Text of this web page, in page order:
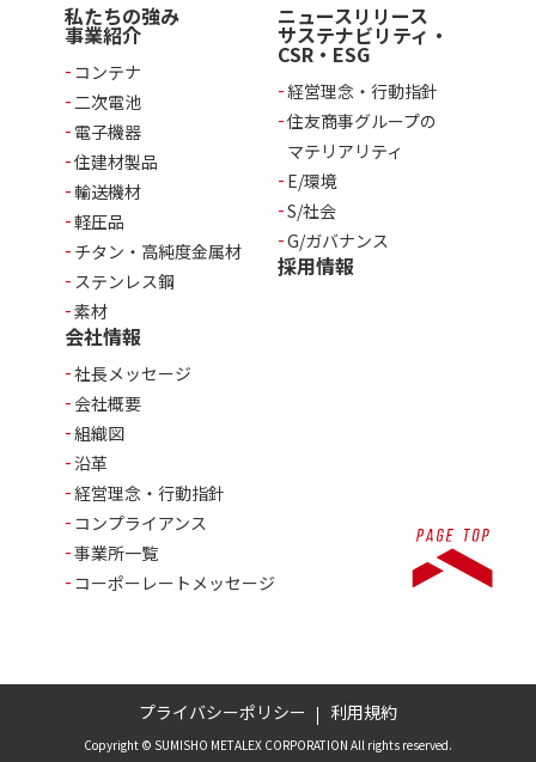
私たちの強み
事業紹介
コンテナ
二次電池
電子機器
住建材製品
輸送機材
軽圧品
チタン・高純度金属材
ステンレス鋼
素材
会社情報
社長メッセージ
会社概要
組織図
沿革
経営理念・行動指針
コンプライアンス
事業所一覧
コーポーレートメッセージ
ニュースリリース
サステナビリティ・
CSR・ESG
経営理念・行動指針
住友商事グループの
マテリアリティ
E/環境
S/社会
G/ガバナンス
採用情報
プライバシーポリシー 利用規約
Copyright © SUMISHO METALEX CORPORATION All rights reserved.